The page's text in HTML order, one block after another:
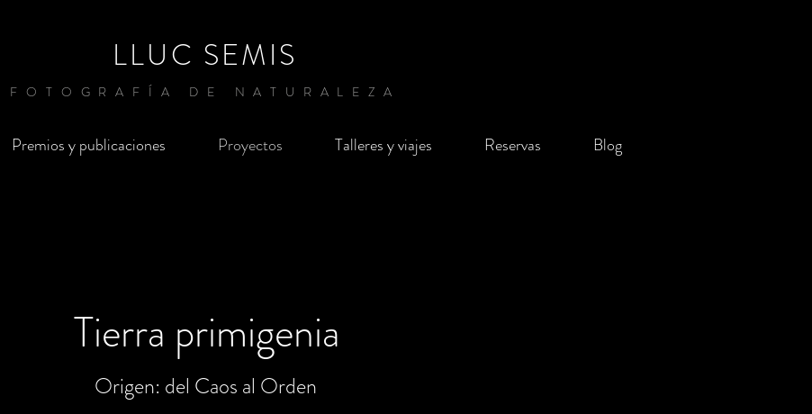
LLUC SEMIS
FOTOGRAFÍA DE NATURALEZA
Premios y publicaciones Proyectos Talleres y viajes Reservas Blog
Tierra primigenia
Origen: del Caos al Orden